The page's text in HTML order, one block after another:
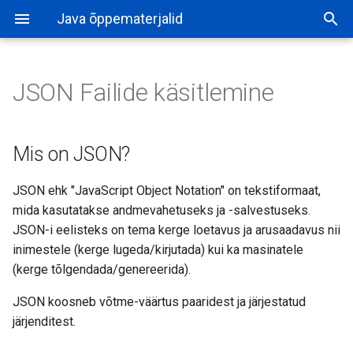
Java õppematerjalid
JSON Failide käsitlemine
Mis on JSON?
JSON ehk "JavaScript Object Notation" on tekstiformaat,
mida kasutatakse andmevahetuseks ja -salvestuseks.
JSON-i eelisteks on tema kerge loetavus ja arusaadavus nii
inimestele (kerge lugeda/kirjutada) kui ka masinatele
(kerge tõlgendada/genereerida).
JSON koosneb võtme-väärtus paaridest ja järjestatud
järjenditest.